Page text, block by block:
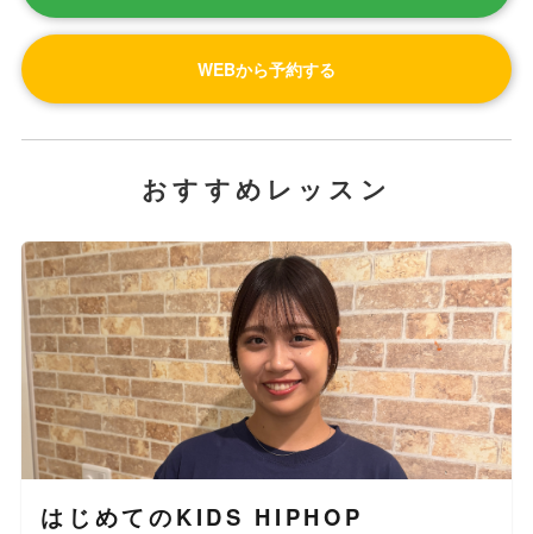
WEBから予約する
おすすめレッスン
はじめてのKIDS HIPHOP